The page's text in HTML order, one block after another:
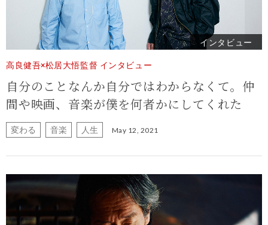
インタビュー
高良健吾×松居大悟監督 インタビュー
自分のことなんか自分ではわからなくて。仲
間や映画、音楽が僕を何者かにしてくれた
変わる 音楽 人生 May 12, 2021